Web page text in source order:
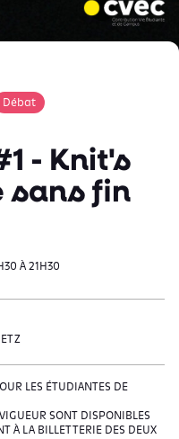
Débat
- Knit's
sans fin
À 21H30
LES ÉTUDIANTES DE
SONT DISPONIBLES
À LA BILLETTERIE DES DEUX